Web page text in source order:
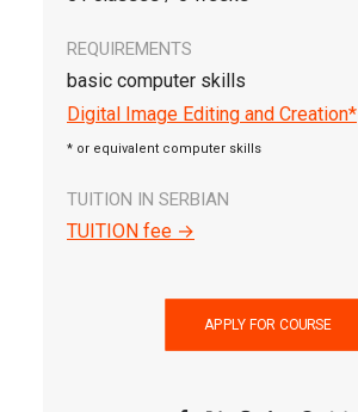
REQUIREMENTS
basic computer skills
Digital Image Editing and Creation*
* or equivalent computer skills
TUITION IN SERBIAN
TUITION fee →
APPLY FOR COURSE